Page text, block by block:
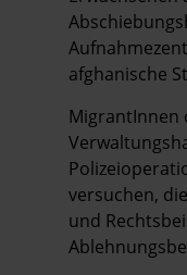
afghanische
MigrantInnen
versuchen,
und